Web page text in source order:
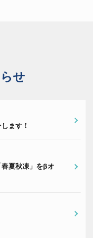
せ
ます！
夏秋凍」をβオ